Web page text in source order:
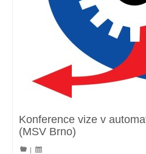
Konference vize v
(MSV Brno)
|